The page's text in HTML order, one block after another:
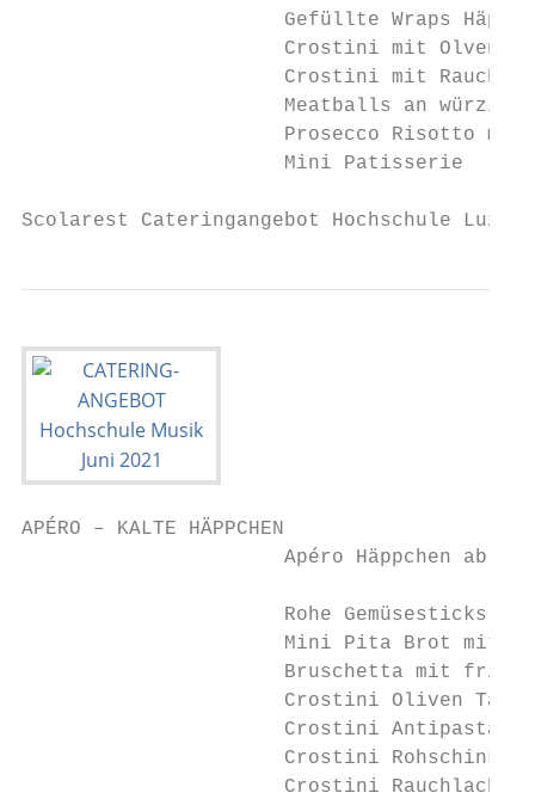
Gefüllte Wraps
Crostini mit Olven
Crostini mit
Meatballs an würzige
Prosecco Risotto mit
                      Mini Patisserie
Scolarest Cateringangebot Hochschule
APÉRO – KALTE HÄPPCHEN
Apéro Häppchen ab
Rohe Gemüsesticks
Mini Pita Brot mit
Bruschetta mit
Crostini Oliven
Crostini
Crostini
Crostini Rauchlachs